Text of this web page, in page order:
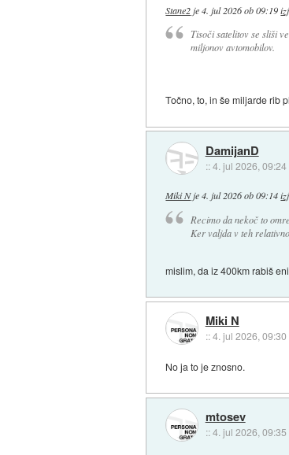
Stane2 je4. jul 2026 ob 09:19
Tisoči satelitov se sliši
miljonov avtomobilov.
Točno, to, in še miljarde rib
DamijanD
::4. jul 2026, 09:24
Miki Nje4. jul 2026 ob 09:14
Recimo da nekoč to
Ker valjda v teh
mislim, da iz 400km rabiš
Miki N
::4. jul 2026, 09:30
No ja to je znosno.
mtosev
::4. jul 2026, 09:35